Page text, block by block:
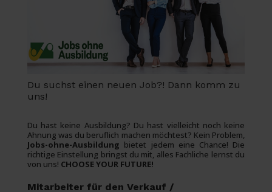
Du suchst einen neuen Job?! Dann komm zu
uns!
Du hast keine Ausbildung? Du hast vielleicht noch keine
Ahnung was du beruflich machen möchtest? Kein Problem,
Jobs-ohne-Ausbildung bietet jedem eine Chance! Die
richtige Einstellung bringst du mit, alles Fachliche lernst du
von uns! CHOOSE YOUR FUTURE!
Mitarbeiter für den Verkauf /